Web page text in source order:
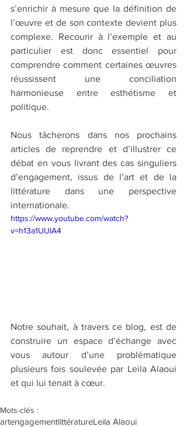
s’enrichir à mesure que la définition de
l’œuvre et de son contexte devient plus
complexe. Recourir à l’exemple et au
particulier est donc essentiel pour
comprendre comment certaines œuvres
réussissent une conciliation
harmonieuse entre esthétisme et
politique.
Nous tâcherons dans nos prochains
articles de reprendre et d’illustrer ce
débat en vous livrant des cas singuliers
d’engagement, issus de l’art et de la
littérature dans une perspective
internationale.
https://www.youtube.com/watch?
v=h13a1UIJlA4
Notre souhait, à travers ce blog, est de
construire un espace d’échange avec
vous autour d’une problématique
plusieurs fois soulevée par Leila Alaoui
et qui lui tenait à cœur.
Mots-clés :
artengagementlittératureLeila Alaoui